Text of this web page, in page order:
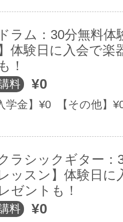
ドラム：30分無料
体験日に入会で楽
！
料 ¥0
学金】¥0 【その他】
クラシックギター：
ッスン】体験日に
ゼントも！
料 ¥0